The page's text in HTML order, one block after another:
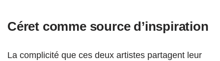
Céret comme source d’inspiration
La complicité que ces deux artistes partagent leur